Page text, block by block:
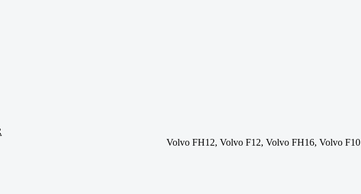
Volvo FH12, Volvo F12, Volvo FH16, Volvo F10